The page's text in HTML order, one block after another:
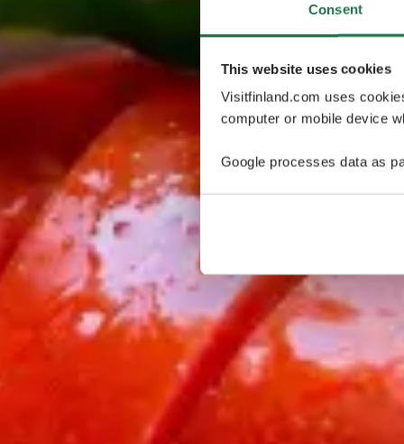
Consent
This website uses cookies
Visitfinland.com uses
computer or mobile device
Google processes data as